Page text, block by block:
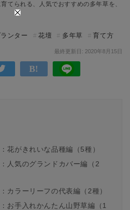
てられる、人気でおすすめの多年草を、
ンター 花壇 多年草 育て方
最終更新日: 2020年8月15日
花がきれいな品種編（5種）
人気のグランドカバー編（2
カラーリーフの代表編（2種）
お手入れかんたん山野草編（1